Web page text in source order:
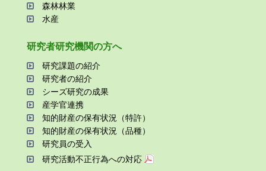
森林林業
⽔産
研究者研究機関の⽅へ
研究課題の紹介
研究者の紹介
シーズ研究の成果
産学官連携
知的財産の保有状況（特許）
知的財産の保有状況（品種）
研究員の受⼊
研究活動不正⾏為への対応